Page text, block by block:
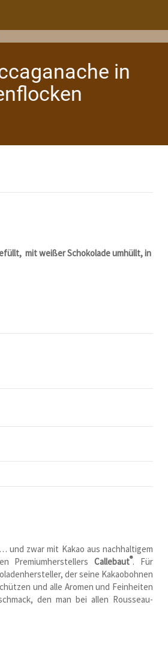
in
mit weißer Schokolade umhüllt, in
und zwar mit Kakao aus nachhaltigem
PremiumherstellersCallebaut®. Für
der seine Kakaobohnen
und alle Aromen und Feinheiten
den man bei allen Rousseau-